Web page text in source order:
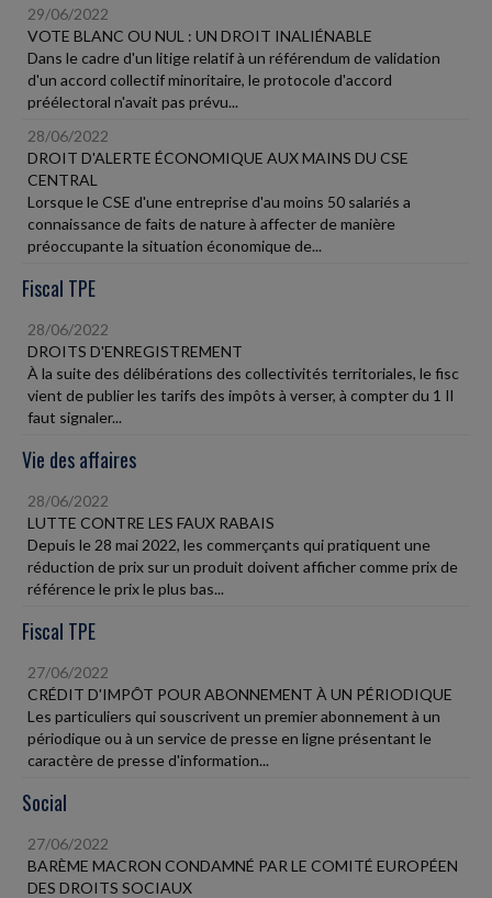
29/06/2022
VOTE BLANC OU NUL : UN DROIT INALIÉNABLE
Dans le cadre d'un litige relatif à un référendum de validation
d'un accord collectif minoritaire, le protocole d'accord
préélectoral n'avait pas prévu...
28/06/2022
DROIT D'ALERTE ÉCONOMIQUE AUX MAINS DU CSE
CENTRAL
Lorsque le CSE d'une entreprise d'au moins 50 salariés a
connaissance de faits de nature à affecter de manière
préoccupante la situation économique de...
Fiscal TPE
28/06/2022
DROITS D'ENREGISTREMENT
À la suite des délibérations des collectivités territoriales, le fisc
vient de publier les tarifs des impôts à verser, à compter du 1 Il
faut signaler...
Vie des affaires
28/06/2022
LUTTE CONTRE LES FAUX RABAIS
Depuis le 28 mai 2022, les commerçants qui pratiquent une
réduction de prix sur un produit doivent afficher comme prix de
référence le prix le plus bas...
Fiscal TPE
27/06/2022
CRÉDIT D'IMPÔT POUR ABONNEMENT À UN PÉRIODIQUE
Les particuliers qui souscrivent un premier abonnement à un
périodique ou à un service de presse en ligne présentant le
caractère de presse d'information...
Social
27/06/2022
BARÈME MACRON CONDAMNÉ PAR LE COMITÉ EUROPÉEN
DES DROITS SOCIAUX